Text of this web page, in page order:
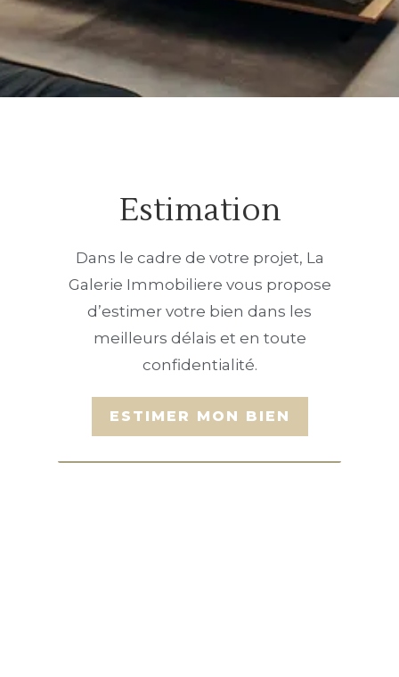
Estimation
Dans le cadre de votre projet, La
Galerie Immobiliere vous propose
d’estimer votre bien dans les
meilleurs délais et en toute
confidentialité.